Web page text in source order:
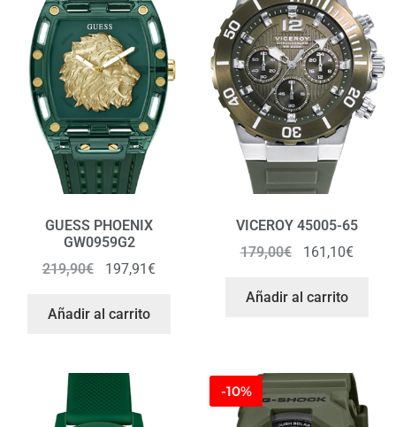
GUESS PHOENIX
GW0959G2
219,90€ 197,91€
Añadir al carrito
VICEROY 45005-65
179,00€ 161,10€
Añadir al carrito
-10%